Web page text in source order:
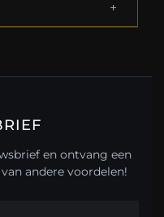
en ontvang een
andere voordelen!